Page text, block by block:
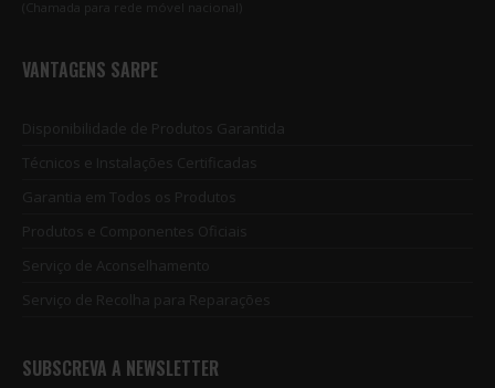
(Chamada para rede móvel nacional)
VANTAGENS SARPE
Disponibilidade de Produtos Garantida
Técnicos e Instalações Certificadas
Garantia em Todos os Produtos
Produtos e Componentes Oficiais
Serviço de Aconselhamento
Serviço de Recolha para Reparações
SUBSCREVA A NEWSLETTER